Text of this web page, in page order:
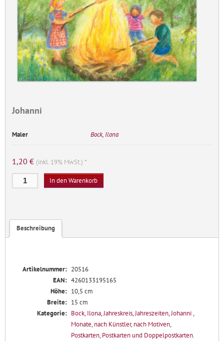
Johanni
Maler Bock, Ilona
1,20 € (inkl. 19% MwSt.) *
Johanni
Menge
In den Warenkorb
Beschreibung
Artikelnummer: 20516
EAN: 4260133195165
Höhe: 10,5 cm
Breite: 15 cm
Kategorie: Bock, Ilona,Jahreskreis,Jahreszeiten,Johanni,
Monate, nach Künstler, nach Motiven,
Postkarten, Postkarten und Doppelpostkarten.